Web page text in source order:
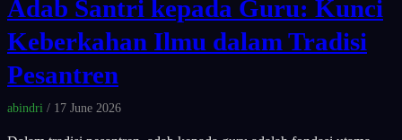
Adab Santri kepada Guru: Kunci
Keberkahan Ilmu dalam Tradisi
Pesantren
abindri / 17 June 2026